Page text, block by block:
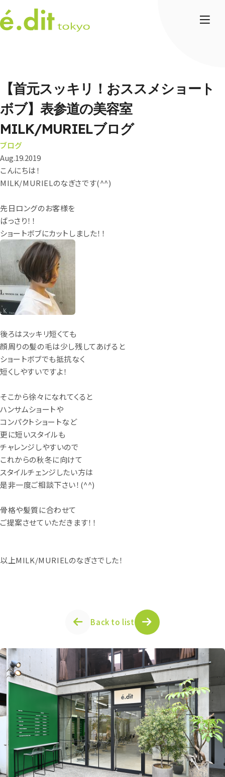
【首元スッキリ！おススメショート
ボブ】表参道の美容室
MILK/MURIELブログ
ブログ
Aug.19.2019
こんにちは！
MILK/MURIELのなぎさです(^^)
先日ロングのお客様を
ばっさり！！
ショートボブにカットしました！！
後ろはスッキリ短くても
顔周りの髪の毛は少し残してあげると
ショートボブでも抵抗なく
短くしやすいですよ！
そこから徐々になれてくると
ハンサムショートや
コンパクトショートなど
更に短いスタイルも
チャレンジしやすいので
これからの秋冬に向けて
スタイルチェンジしたい方は
是非一度ご相談下さい！(^^)
骨格や髪質に合わせて
ご提案させていただきます！！
以上MILK/MURIELのなぎさでした！
Back to list